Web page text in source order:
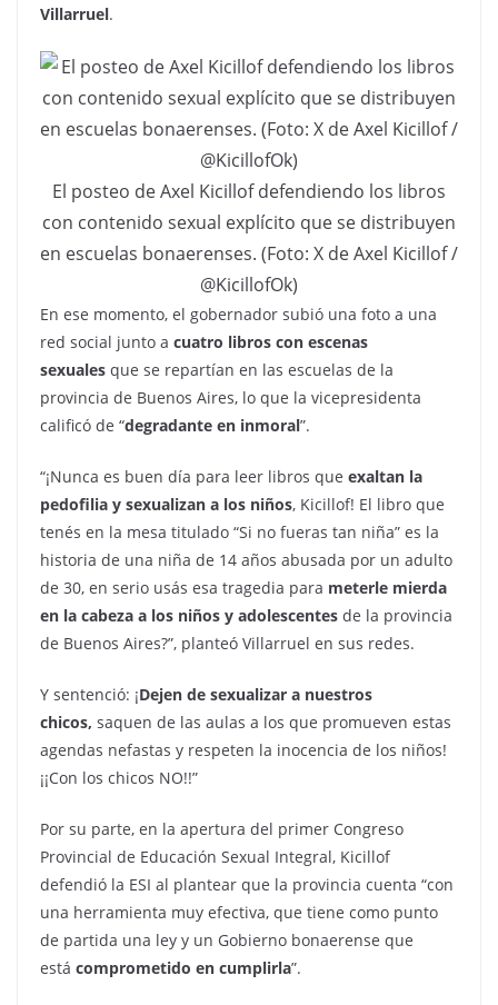
Villarruel.
El posteo de Axel Kicillof defendiendo los libros
con contenido sexual explícito que se distribuyen
en escuelas bonaerenses. (Foto: X de Axel Kicillof /
@KicillofOk)
En ese momento, el gobernador subió una foto a una
red social junto a cuatro libros con escenas
sexuales que se repartían en las escuelas de la
provincia de Buenos Aires, lo que la vicepresidenta
calificó de “degradante en inmoral”.
“¡Nunca es buen día para leer libros que exaltan la
pedofilia y sexualizan a los niños, Kicillof! El libro que
tenés en la mesa titulado “Si no fueras tan niña” es la
historia de una niña de 14 años abusada por un adulto
de 30, en serio usás esa tragedia para meterle mierda
en la cabeza a los niños y adolescentes de la provincia
de Buenos Aires?”, planteó Villarruel en sus redes.
Y sentenció: ¡Dejen de sexualizar a nuestros
chicos, saquen de las aulas a los que promueven estas
agendas nefastas y respeten la inocencia de los niños!
¡¡Con los chicos NO!!”
Por su parte, en la apertura del primer Congreso
Provincial de Educación Sexual Integral, Kicillof
defendió la ESI al plantear que la provincia cuenta “con
una herramienta muy efectiva, que tiene como punto
de partida una ley y un Gobierno bonaerense que
está comprometido en cumplirla”.